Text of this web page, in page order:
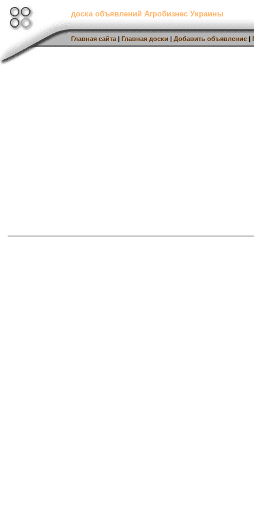
доска объявлений Агробизнес Украины
Главная сайта | Главная доски | Добавить объявление |